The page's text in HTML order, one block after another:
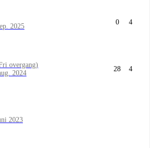
2025
0 4
overgang)
2024
28 4
2023